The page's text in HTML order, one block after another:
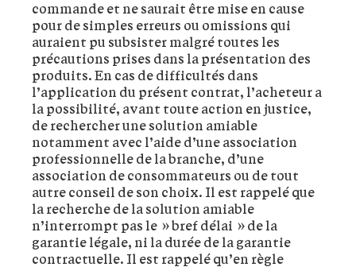
commande et ne saurait être mise en cause
pour de simples erreurs ou omissions qui
auraient pu subsister malgré toutes les
précautions prises dans la présentation des
produits. En cas de difficultés dans
l’application du présent contrat, l’acheteur a
la possibilité, avant toute action en justice,
de rechercher une solution amiable
notamment avec l’aide d’une association
professionnelle de la branche, d’une
association de consommateurs ou de tout
autre conseil de son choix. Il est rappelé que
la recherche de la solution amiable
n’interrompt pas le » bref délai » de la
garantie légale, ni la durée de la garantie
contractuelle. Il est rappelé qu’en règle